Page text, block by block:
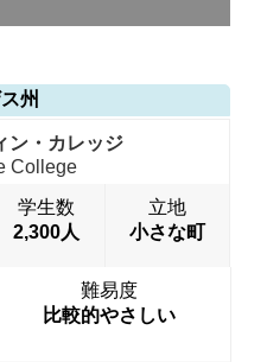
州
ン・カレッジ
College
学生数
2,300人
立地
小さな町
難易度
比較的やさしい